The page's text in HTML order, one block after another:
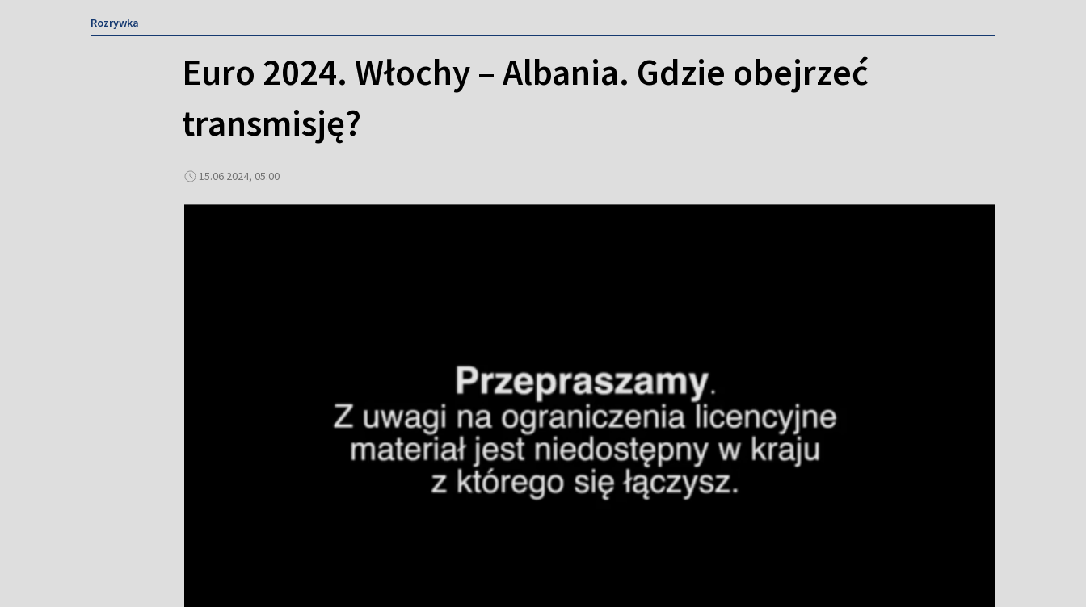
Rozrywka
Euro 2024. Włochy – Albania. Gdzie obejrzeć
transmisję?
15.06.2024, 05:00